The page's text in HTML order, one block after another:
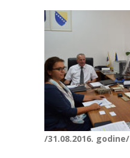
/31.08.2016. godine/